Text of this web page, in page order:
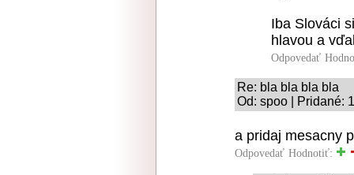
Iba Slováci
hlavou a
Odpovedať
Re: bla bla bla bla
Od: spoo | Pridané:
a pridaj mesacny
Odpovedať Hodnotiť: